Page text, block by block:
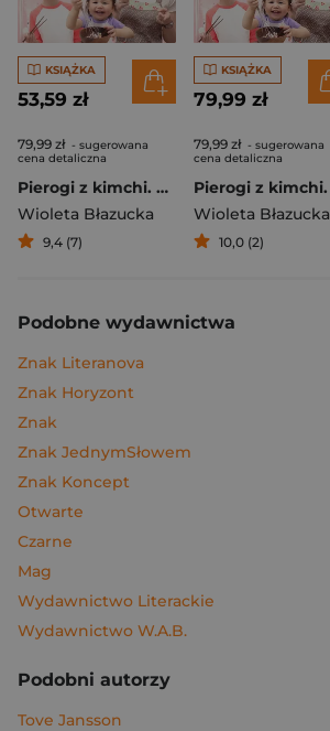
KSIĄŻKA
53,59 zł
79,99 zł - sugerowana
cena detaliczna
Pierogi z kimchi. Moje ulubione azjatyckie przepisy
Wioleta Błazucka
9,4 (7)
KSIĄŻKA
79,99 zł
79,99 zł - sugerowana
cena detaliczna
Wioleta Błazucka
10,0 (2)
Podobne wydawnictwa
Znak Literanova
Znak Horyzont
Znak
Znak JednymSłowem
Znak Koncept
Otwarte
Czarne
Mag
Wydawnictwo Literackie
Wydawnictwo W.A.B.
Podobni autorzy
Tove Jansson